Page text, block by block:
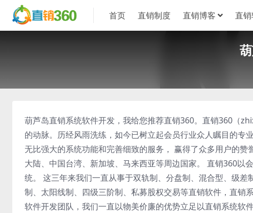
首页 直销制度 直销博客 直
葫芦岛直销系统软件开发，我给您推荐直销360。直销360（
的动脉。历经风雨洗练，如今已树立起会员行业众人瞩目的专
无比强大的系统功能和完善细致的服务， 赢得了众多用户的
大陆、中国台湾、新加坡、马来西亚等周边国家。 直销360以
统。 这三年来我们一直从事于双轨制、分盘制、混合型、级
制、太阳线制、四级三阶制、私募股权交易等直销软件，直销
软件开发团队，我们一直以物美价廉的优势立足以直销系统软